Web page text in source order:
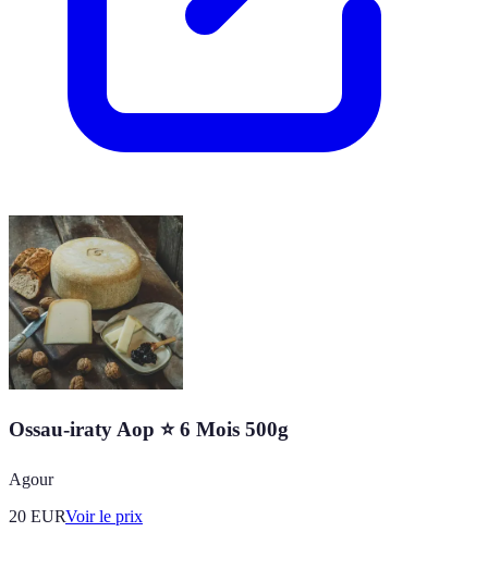
Ossau-iraty Aop ⭐ 6 Mois 500g
Agour
20 EURVoir le prix